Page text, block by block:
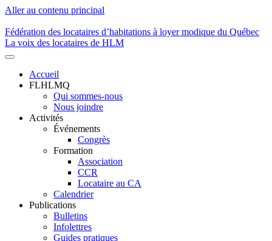
Aller au contenu principal
Fédération des locataires d’habitations à loyer modique du Québec
La voix des locataires de HLM
Navigation
principale
Accueil
FLHLMQ
Qui sommes-nous
Nous joindre
Activités
Événements
Congrès
Formation
Association
CCR
Locataire au CA
Calendrier
Publications
Bulletins
Infolettres
Guides pratiques